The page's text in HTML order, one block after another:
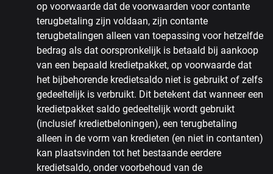
op voorwaarde dat de voorwaarden voor contante
terugbetaling zijn voldaan, zijn contante
terugbetalingen alleen van toepassing voor hetzelfde
bedrag als dat oorspronkelijk is betaald bij aankoop
van een bepaald kredietpakket, op voorwaarde dat
het bijbehorende kredietsaldo niet is gebruikt of zelfs
gedeeltelijk is verbruikt. Dit betekent dat wanneer een
kredietpakket saldo gedeeltelijk wordt gebruikt
(inclusief kredietbeloningen), een terugbetaling
alleen in de vorm van kredieten (en niet in contanten)
kan plaatsvinden tot het bestaande eerdere
kredietsaldo, onder voorbehoud van de